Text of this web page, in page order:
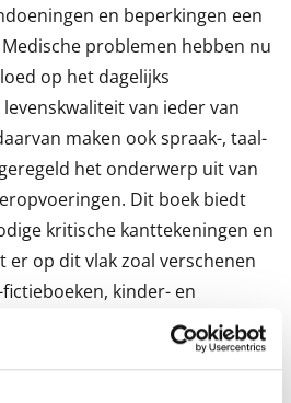
en beperkingen een
problemen hebben nu
op het dagelijks
van ieder van
maken ook spraak-, taal-
het onderwerp uit van
Dit boek biedt
kritische kanttekeningen en
er op dit vlak zoal verschenen
kinder- en
en theatervoorstellingen komen
is ook de manier waarop